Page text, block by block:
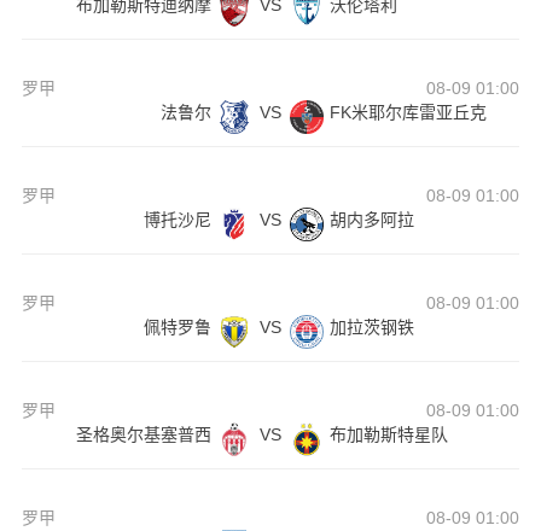
布加勒斯特迪纳摩
VS 沃伦塔利
罗甲
08-09 01:00
法鲁尔
VS FK米耶尔库雷亚丘克
罗甲
08-09 01:00
博托沙尼
VS 胡内多阿拉
罗甲
08-09 01:00
佩特罗鲁
VS 加拉茨钢铁
罗甲
08-09 01:00
圣格奥尔基塞普西
VS 布加勒斯特星队
罗甲
08-09 01:00